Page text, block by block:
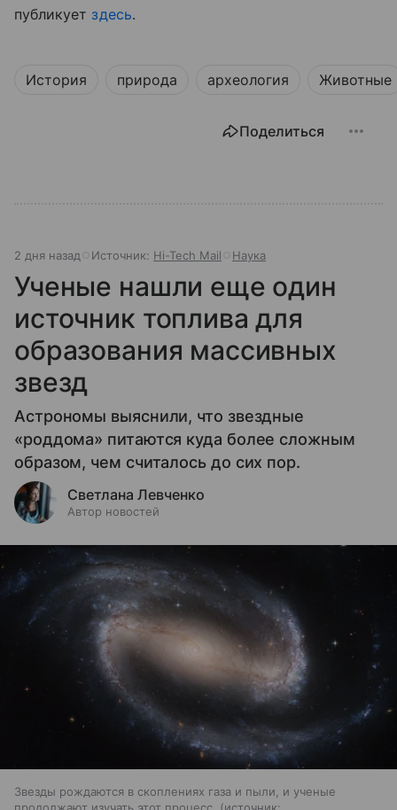
публикует здесь.
История природа археология Животные
Поделиться
2 дня назад Источник: Hi-Tech Mail Наука
Ученые нашли еще один
источник топлива для
образования массивных
звезд
Астрономы выяснили, что звездные
«роддома» питаются куда более сложным
образом, чем считалось до сих пор.
Светлана Левченко
Автор новостей
Звезды рождаются в скоплениях газа и пыли, и ученые